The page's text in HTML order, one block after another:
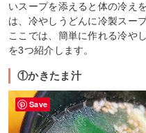
いスープを添えると体の冷え
は、冷やしうどんに冷製スー
ここでは、簡単に作れる冷や
を3つ紹介します。
①かきたま汁
Save